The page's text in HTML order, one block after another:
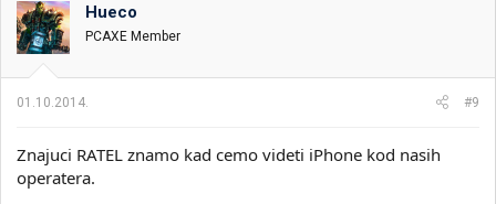
Hueco
PCAXE Member
01.10.2014. #9
Znajuci RATEL znamo kad cemo videti iPhone kod nasih
operatera.